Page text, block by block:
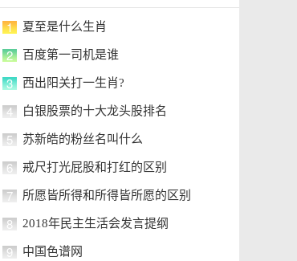
公司
1 夏至是什么生肖
2 百度第一司机是谁
3 西出阳关打一生肖?
4 白银股票的十大龙头股排名
5 苏新皓的粉丝名叫什么
6 戒尺打光屁股和打红的区别
7 所愿皆所得和所得皆所愿的区别
8 2018年民主生活会发言提纲
9 中国色谱网